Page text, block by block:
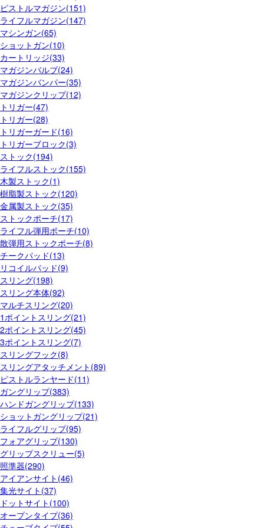
ピストルマガジン(151)
ライフルマガジン(147)
マシンガン(65)
ショットガン(10)
カートリッジ(33)
マガジンバルブ(24)
マガジンバンパー(35)
マガジンクリップ(12)
トリガー(47)
トリガー(28)
トリガーガード(16)
トリガーブロック(3)
ストック(194)
ライフルストック(155)
木製ストック(1)
樹脂製ストック(120)
金属製ストック(35)
ストックポーチ(17)
ライフル弾用ポーチ(10)
散弾用ストックポーチ(8)
チークパッド(13)
リコイルパッド(9)
スリング(198)
スリング本体(92)
マルチスリング(20)
1ポイントスリング(21)
2ポイントスリング(45)
3ポイントスリング(7)
スリングフック(8)
スリングアタッチメント(89)
ピストルランヤード(11)
ガングリップ(383)
ハンドガングリップ(133)
ショットガングリップ(21)
ライフルグリップ(95)
フォアグリップ(130)
グリップスクリュー(5)
照準器(290)
アイアンサイト(46)
集光サイト(37)
ドットサイト(100)
オープンタイプ(36)